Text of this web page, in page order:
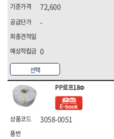
선택
72,600
-
0
PP로프18Φ
3058-0051